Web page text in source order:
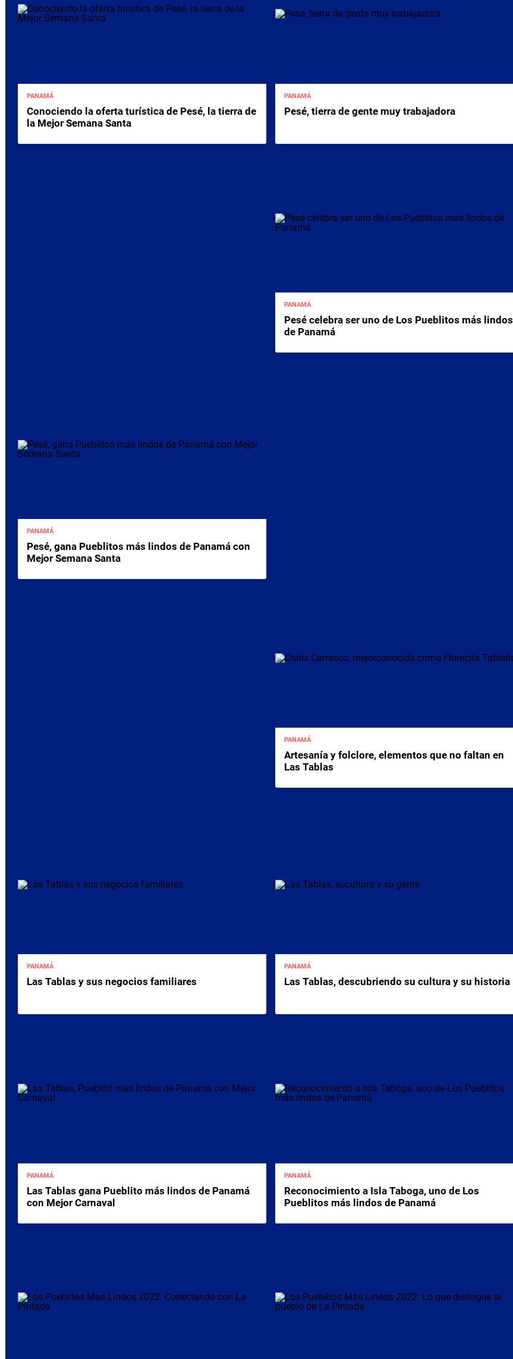
PANAMÁ
Conociendo la oferta turística de Pesé, la tierra de
la Mejor Semana Santa
PANAMÁ
Pesé, tierra de gente muy trabajadora
PANAMÁ
Pesé celebra ser uno de Los Pueblitos más lindos
de Panamá
PANAMÁ
Pesé, gana Pueblitos más lindos de Panamá con
Mejor Semana Santa
PANAMÁ
Artesanía y folclore, elementos que no faltan en
Las Tablas
PANAMÁ
Las Tablas y sus negocios familiares
PANAMÁ
Las Tablas, descubriendo su cultura y su historia
PANAMÁ
Las Tablas gana Pueblito más lindos de Panamá
con Mejor Carnaval
PANAMÁ
Reconocimiento a Isla Taboga, uno de Los
Pueblitos más lindos de Panamá